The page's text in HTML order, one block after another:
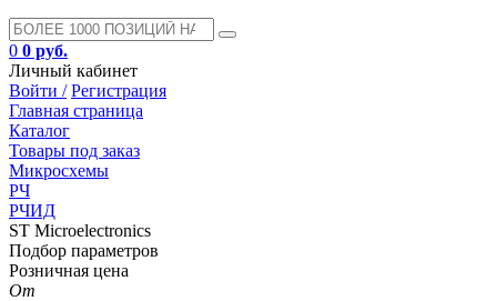
0 0 руб.
Личный кабинет
Войти / Регистрация
Главная страница
Каталог
Товары под заказ
Микросхемы
РЧ
РЧИД
ST Microelectronics
Подбор параметров
Розничная цена
От